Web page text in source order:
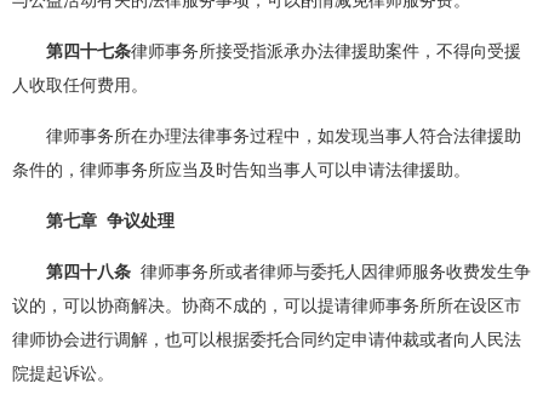
第四十七条律师事务所接受指派承办法律援助案件，不得向受援
人收取任何费用。
律师事务所在办理法律事务过程中，如发现当事人符合法律援助
条件的，律师事务所应当及时告知当事人可以申请法律援助。
第七章 争议处理
第四十八条 律师事务所或者律师与委托人因律师服务收费发生争
议的，可以协商解决。协商不成的，可以提请律师事务所所在设区市
律师协会进行调解，也可以根据委托合同约定申请仲裁或者向人民法
院提起诉讼。